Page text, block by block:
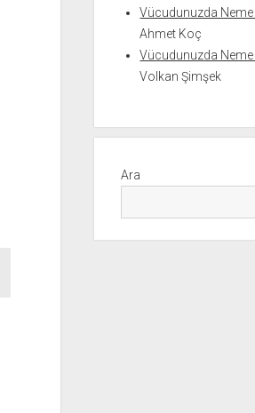
Vücudunuzda Neme
Ahmet Koç
Vücudunuzda Neme
Volkan Şimşek
Ara